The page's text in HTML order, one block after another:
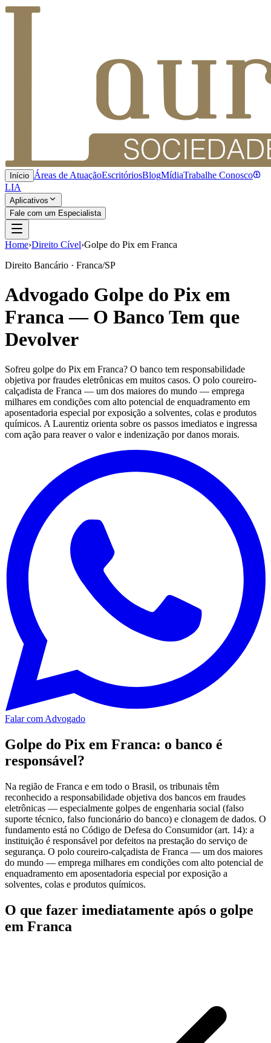
Início Áreas de AtuaçãoEscritóriosBlogMídiaTrabalhe Conosco
LIA
Aplicativos
Fale com um Especialista
Home›Direito Cível›Golpe do Pix em Franca
Direito Bancário · Franca/SP
Advogado Golpe do Pix em
Franca — O Banco Tem que
Devolver
Sofreu golpe do Pix em Franca? O banco tem responsabilidade
objetiva por fraudes eletrônicas em muitos casos. O polo coureiro-
calçadista de Franca — um dos maiores do mundo — emprega
milhares em condições com alto potencial de enquadramento em
aposentadoria especial por exposição a solventes, colas e produtos
químicos. A Laurentiz orienta sobre os passos imediatos e ingressa
com ação para reaver o valor e indenização por danos morais.
Falar com Advogado
Golpe do Pix em Franca: o banco é
responsável?
Na região de Franca e em todo o Brasil, os tribunais têm
reconhecido a responsabilidade objetiva dos bancos em fraudes
eletrônicas — especialmente golpes de engenharia social (falso
suporte técnico, falso funcionário do banco) e clonagem de dados. O
fundamento está no Código de Defesa do Consumidor (art. 14): a
instituição é responsável por defeitos na prestação do serviço de
segurança. O polo coureiro-calçadista de Franca — um dos maiores
do mundo — emprega milhares em condições com alto potencial de
enquadramento em aposentadoria especial por exposição a
solventes, colas e produtos químicos.
O que fazer imediatamente após o golpe
em Franca